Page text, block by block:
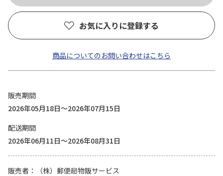
お気に入りに登録する
商品についてのお問い合わせはこちら
販売期間
2026年05月18日～2026年07月15日
配送期間
2026年06月11日～2026年08月31日
販売者
（株）郵便局物販サービス